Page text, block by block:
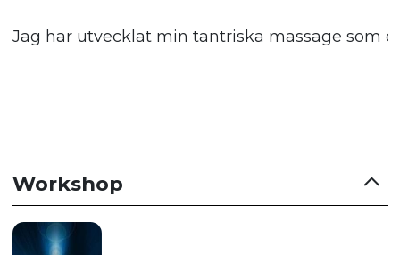
Jag har utvecklat min tantriska massage som
Workshop